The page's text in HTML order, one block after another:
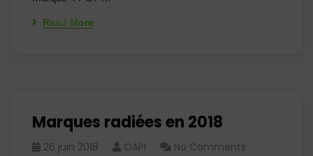
Read More
Marques radiées en 2018
26 juin 2018 OAPI No Comments